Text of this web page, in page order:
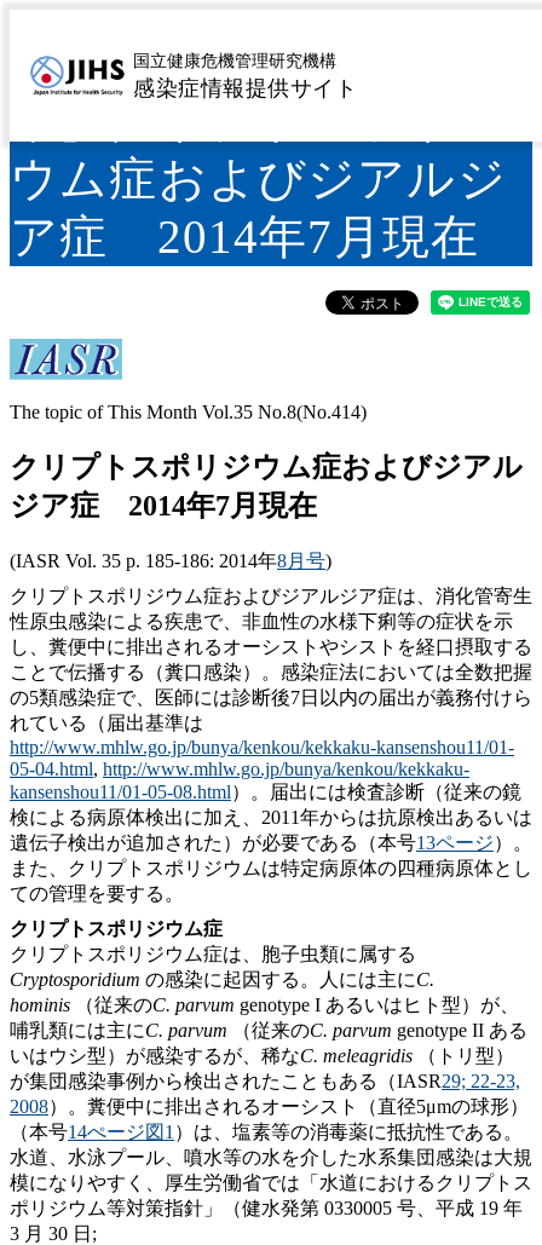
国立健康危機管理研究機構
感染症情報提供サイト
IASR 35(8), 2014【特
ウム症およびジアルジ
ア症 2014年7月現在
The topic of This Month Vol.35 No.8(No.414)
クリプトスポリジウム症およびジアル
ジア症 2014年7月現在
(IASR Vol. 35 p. 185-186: 2014年8月号)
クリプトスポリジウム症およびジアルジア症は、消化管寄生
性原虫感染による疾患で、非血性の水様下痢等の症状を示
し、糞便中に排出されるオーシストやシストを経口摂取する
ことで伝播する（糞口感染）。感染症法においては全数把握
の5類感染症で、医師には診断後7日以内の届出が義務付けら
れている（届出基準は
http://www.mhlw.go.jp/bunya/kenkou/kekkaku-kansenshou11/01-
05-04.html, http://www.mhlw.go.jp/bunya/kenkou/kekkaku-
kansenshou11/01-05-08.html）。届出には検査診断（従来の鏡
検による病原体検出に加え、2011年からは抗原検出あるいは
遺伝子検出が追加された）が必要である（本号13ページ）。
また、クリプトスポリジウムは特定病原体の四種病原体とし
ての管理を要する。
クリプトスポリジウム症
クリプトスポリジウム症は、胞子虫類に属する
Cryptosporidium の感染に起因する。人には主にC.
hominis
（従来のC. parvum genotype I あるいはヒト型）が、
哺乳類には主にC. parvum （従来のC. parvum genotype II ある
いはウシ型）が感染するが、稀なC. meleagridis
（トリ型）
が集団感染事例から検出されたこともある（IASR29; 22-23,
2008）。糞便中に排出されるオーシスト（直径5μmの球形）
（本号14ぺージ図1 ）は、塩素等の消毒薬に抵抗性である。
水道、水泳プール、噴水等の水を介した水系集団感染は大規
模になりやすく、厚生労働省では「水道におけるクリプトス
ポリジウム等対策指針」（健水発第 0330005 号、平成 19 年
3 月 30 日;